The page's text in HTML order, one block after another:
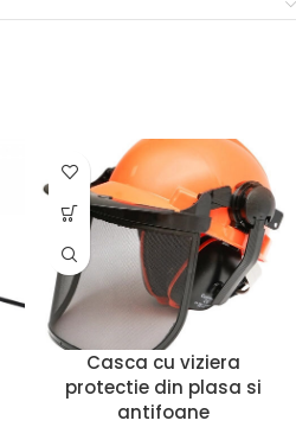
Casca cu viziera
protectie din plasa si
antifoane